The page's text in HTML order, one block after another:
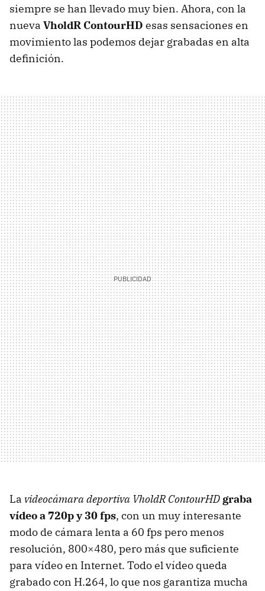
siempre se han llevado muy bien. Ahora, con la
nueva VholdR ContourHD esas sensaciones en
movimiento las podemos dejar grabadas en alta
definición.
La videocámara deportiva VholdR ContourHD graba
vídeo a 720p y 30 fps, con un muy interesante
modo de cámara lenta a 60 fps pero menos
resolución, 800×480, pero más que suficiente
para vídeo en Internet. Todo el vídeo queda
grabado con H.264, lo que nos garantiza mucha